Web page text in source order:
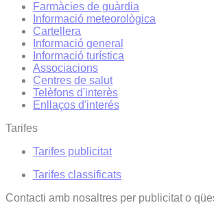
Farmàcies de guàrdia
Informació meteorològica
Cartellera
Informació general
Informació turística
Associacions
Centres de salut
Telèfons d'interès
Enllaços d'interés
Tarifes
Tarifes publicitat
Tarifes classificats
Contacti amb nosaltres per publicitat o